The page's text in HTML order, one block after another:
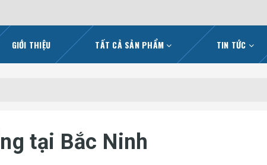
GIỚI THIỆU TẤT CẢ SẢN PHẨM TIN TỨC
tại Bắc Ninh